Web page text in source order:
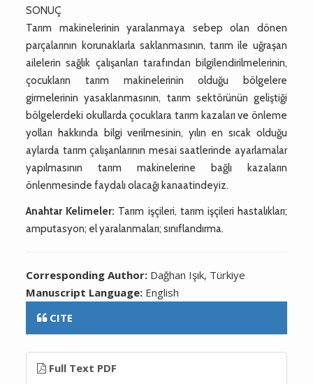
SONUÇ
Tarım makinelerinin yaralanmaya sebep olan dönen
parçalarının korunaklarla saklanmasının, tarım ile uğraşan
ailelerin sağlık çalışanları tarafından bilgilendirilmelerinin,
çocukların tarım makinelerinin olduğu bölgelere
girmelerinin yasaklanmasının, tarım sektörünün geliştiği
bölgelerdeki okullarda çocuklara tarım kazaları ve önleme
yolları hakkında bilgi verilmesinin, yılın en sıcak olduğu
aylarda tarım çalışanlarının mesai saatlerinde ayarlamalar
yapılmasının tarım makinelerine bağlı kazaların
önlenmesinde faydalı olacağı kanaatindeyiz.
Anahtar Kelimeler: Tarım işçileri, tarım işçileri hastalıkları;
amputasyon; el yaralanmaları; sınıflandırma.
Corresponding Author: Dağhan Işık, Türkiye
Manuscript Language: English
CITE
Full Text PDF